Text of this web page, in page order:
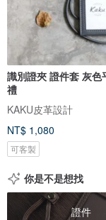
識別證夾 證件套 灰色平紋 職場送
禮
KAKU皮革設計
NT$ 1,080
可客製
你是不是想找
證件